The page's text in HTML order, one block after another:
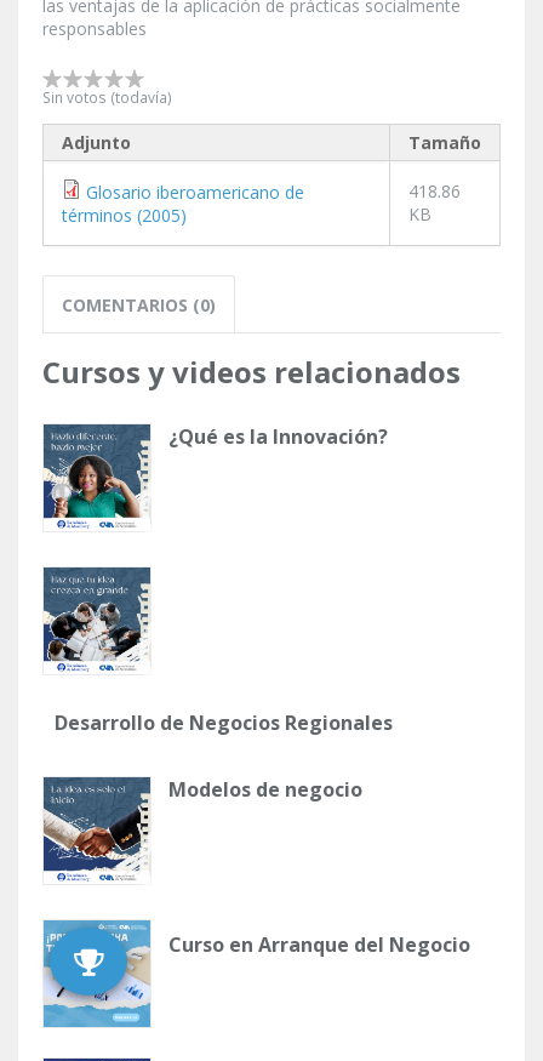
las ventajas de la aplicación de prácticas socialmente
responsables
Sin votos (todavía)
Adjunto Tamaño
Glosario iberoamericano de
términos (2005)
418.86
KB
COMENTARIOS (0)
Cursos y videos relacionados
¿Qué es la Innovación?
Desarrollo de Negocios Regionales
Modelos de negocio
Curso en Arranque del Negocio